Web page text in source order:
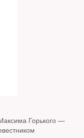
Горького —